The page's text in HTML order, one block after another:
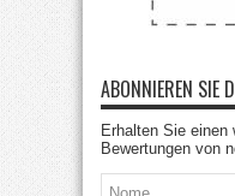
ABONNIEREN SIE
Erhalten Sie
Bewertungen von